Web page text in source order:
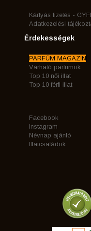
Kártyás fizetés -
Adatkezelési
Érdekességek
PARFÜM MAGAZIN
Várható parfümök
Top 10 női illat
Top 10 férfi illat
Facebook
Instagram
Névnap ajánló
Illatcsaládok